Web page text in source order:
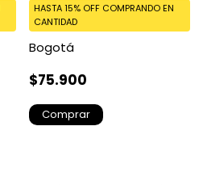
Bogotá
$75.900
HASTA 15% OFF COMPRANDO EN
CANTIDAD
Comprar